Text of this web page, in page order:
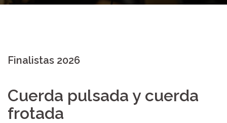
Finalistas 2026
Cuerda pulsada y cuerda
frotada